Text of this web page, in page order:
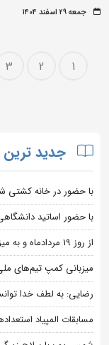
جمعه ۲۹ اسفند ۱۴۰۴
1
2
3
جدید ترین
با حضور در خانه کشتی
با حضور اساتید
از روز 19 مردادماه و به میزبانی کمپ تیم های ملی؛
میزبانی کمپ تیم‌های
رضایی: به لطف خدا
مسابقات المپیاد